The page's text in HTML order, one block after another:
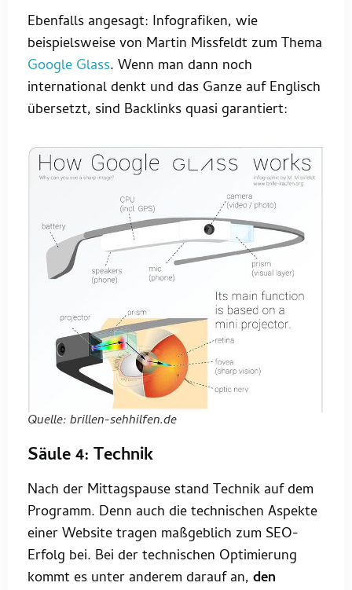
Ebenfalls angesagt: Infografiken, wie
beispielsweise von Martin Missfeldt zum Thema
Google Glass. Wenn man dann noch
international denkt und das Ganze auf Englisch
übersetzt, sind Backlinks quasi garantiert:
Quelle: brillen-sehhilfen.de
Säule 4: Technik
Nach der Mittagspause stand Technik auf dem
Programm. Denn auch die technischen Aspekte
einer Website tragen maßgeblich zum SEO-
Erfolg bei. Bei der technischen Optimierung
kommt es unter anderem darauf an, den